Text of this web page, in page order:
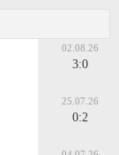
02.08.26
3:0
25.07.26
0:2